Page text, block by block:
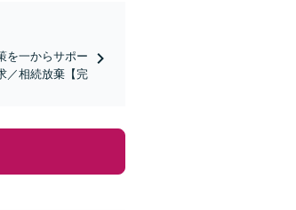
を一からサポー
／相続放棄【完